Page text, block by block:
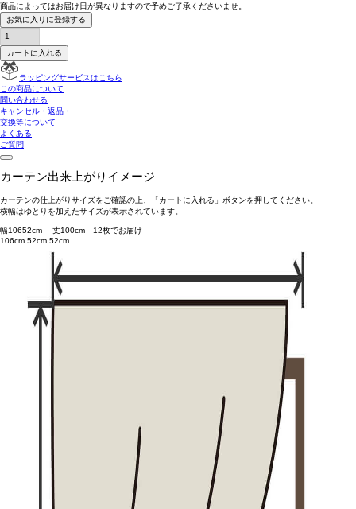
商品によってはお届け日が異なりますので予めご了承くださいませ。
お気に入りに登録する
カートに入れる
ラッピングサービスはこちら
この商品について
問い合わせる
キャンセル・返品・
交換等について
よくある
ご質問
カーテン出来上がりイメージ
カーテンの仕上がりサイズをご確認の上、「カートに入れる」ボタンを押してください。
横幅はゆとりを加えたサイズが表示されています。
幅10652cm 丈100cm 12枚でお届け
106cm 52cm 52cm